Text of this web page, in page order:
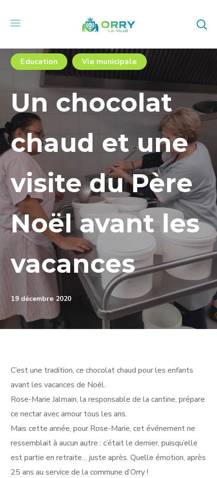
Education Vie municipale
Un chocolat
chaud et une
visite du Père
Noël avant les
vacances
19 décembre 2020
C’est une tradition, ce chocolat chaud pour les enfants
avant les vacances de Noël.
Rose-Marie Jalmain, la responsable de la cantine, prépare
ce nectar avec amour tous les ans.
Mais cette année, pour Rose-Marie, cet événement ne
ressemblait à aucun autre : c’était le dernier, puisqu’elle
est partie en retraite… juste après. Quelle émotion, après
25 ans au service de la commune d’Orry !